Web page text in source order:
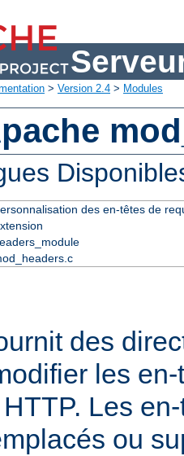
> Version 2.4 > Modules
des en-têtes de
des
les
Les
ou